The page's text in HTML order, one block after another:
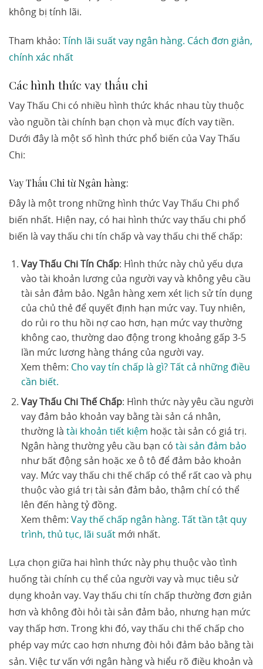
không bị tính lãi.
Tham khảo: Tính lãi suất vay ngân hàng. Cách đơn giản,
chính xác nhất
Các hình thức vay thấu chi
Vay Thấu Chi có nhiều hình thức khác nhau tùy thuộc
vào nguồn tài chính bạn chọn và mục đích vay tiền.
Dưới đây là một số hình thức phổ biến của Vay Thấu
Chi:
Vay Thấu Chi từ Ngân hàng:
Đây là một trong những hình thức Vay Thấu Chi phổ
biến nhất. Hiện nay, có hai hình thức vay thấu chi phổ
biến là vay thấu chi tín chấp và vay thấu chi thế chấp:
Vay Thấu Chi Tín Chấp: Hình thức này chủ yếu dựa
vào tài khoản lương của người vay và không yêu cầu
tài sản đảm bảo. Ngân hàng xem xét lịch sử tín dụng
của chủ thẻ để quyết định hạn mức vay. Tuy nhiên,
do rủi ro thu hồi nợ cao hơn, hạn mức vay thường
không cao, thường dao động trong khoảng gấp 3-5
lần mức lương hàng tháng của người vay.
Xem thêm: Cho vay tín chấp là gì? Tất cả những điều
cần biết.
Vay Thấu Chi Thế Chấp: Hình thức này yêu cầu người
vay đảm bảo khoản vay bằng tài sản cá nhân,
thường là tài khoản tiết kiệm hoặc tài sản có giá trị.
Ngân hàng thường yêu cầu bạn có tài sản đảm bảo
như bất động sản hoặc xe ô tô để đảm bảo khoản
vay. Mức vay thấu chi thế chấp có thể rất cao và phụ
thuộc vào giá trị tài sản đảm bảo, thậm chí có thể
lên đến hàng tỷ đồng.
Xem thêm: Vay thế chấp ngân hàng. Tất tần tật quy
trình, thủ tục, lãi suất mới nhất.
Lựa chọn giữa hai hình thức này phụ thuộc vào tình
huống tài chính cụ thể của người vay và mục tiêu sử
dụng khoản vay. Vay thấu chi tín chấp thường đơn giản
hơn và không đòi hỏi tài sản đảm bảo, nhưng hạn mức
vay thấp hơn. Trong khi đó, vay thấu chi thế chấp cho
phép vay mức cao hơn nhưng đòi hỏi đảm bảo bằng tài
sản. Việc tư vấn với ngân hàng và hiểu rõ điều khoản và